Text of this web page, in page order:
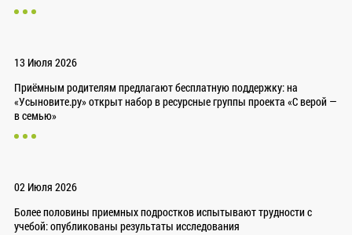
13 Июля 2026
Приёмным родителям предлагают бесплатную поддержку: на
«Усыновите.ру» открыт набор в ресурсные группы проекта «С верой —
в семью»
02 Июля 2026
Более половины приемных подростков испытывают трудности с
учебой: опубликованы результаты исследования